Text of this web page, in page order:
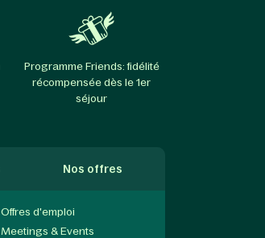
Programme Friends: fidélité
récompensée dès le 1er
séjour
Nos offres
Offres d'emploi
Meetings & Events